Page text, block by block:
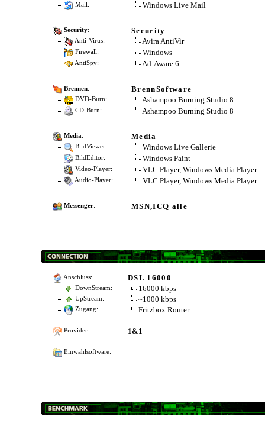
Mail: Windows Live Mail
Security: Security
Anti-Virus: Avira AntiVir
Firewall: Windows
AntiSpy: Ad-Aware 6
Brennen: BrennSoftware
DVD-Burn: Ashampoo Burning Studio 8
CD-Burn: Ashampoo Burning Studio 8
Media: Media
BildViewer: Windows Live Gallerie
BildEditor: Windows Paint
Video-Player: VLC Player, Windows Media Player
Audio-Player: VLC Player, Windows Media Player
Messenger: MSN,ICQ alle
Anschluss: DSL 16000
DownStream: 16000 kbps
UpStream: ~1000 kbps
Zugang: Fritzbox Router
Provider: 1&1
Einwahlsoftware: